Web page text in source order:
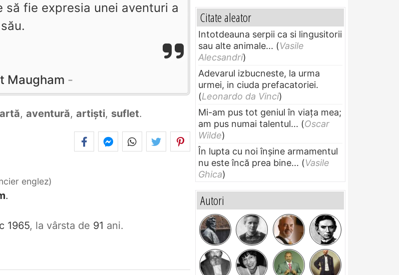
fie expresia unei aventuri a
Maugham
artă, aventură, artiști, suflet.
englez
.
1965, la vârsta de 91 ani.
Citate aleator
Intotdeauna serpii ca si lingusitorii
sau alte animale... (Vasile
Alecsandri)
Adevarul izbucneste, la urma
urmei, in ciuda prefacatoriei.
(Leonardo da Vinci)
Mi-am pus tot geniul în viața mea;
am pus numai talentul... (Oscar
Wilde)
În lupta cu noi înșine armamentul
nu este încă prea bine... (Vasile
Ghica)
Autori